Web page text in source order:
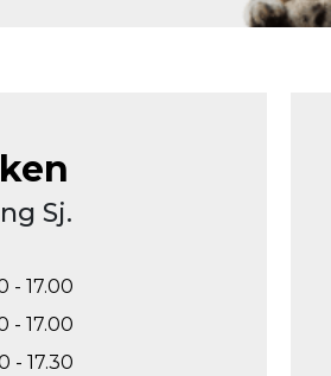
Sj.
- 17.00
- 17.00
- 17.30